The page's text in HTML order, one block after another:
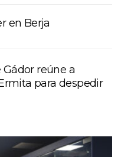
en Berja
reúne a
para despedir